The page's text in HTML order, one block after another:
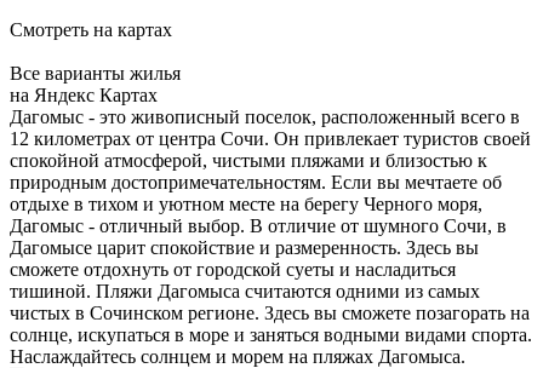
Смотреть на картах
Все варианты жилья
на Яндекс Картах
Дагомыс - это живописный поселок, расположенный всего в
12 километрах от центра Сочи. Он привлекает туристов своей
спокойной атмосферой, чистыми пляжами и близостью к
природным достопримечательностям. Если вы мечтаете об
отдыхе в тихом и уютном месте на берегу Черного моря,
Дагомыс - отличный выбор. В отличие от шумного Сочи, в
Дагомысе царит спокойствие и размеренность. Здесь вы
сможете отдохнуть от городской суеты и насладиться
тишиной. Пляжи Дагомыса считаются одними из самых
чистых в Сочинском регионе. Здесь вы сможете позагорать на
солнце, искупаться в море и заняться водными видами спорта.
Наслаждайтесь солнцем и морем на пляжах Дагомыса.